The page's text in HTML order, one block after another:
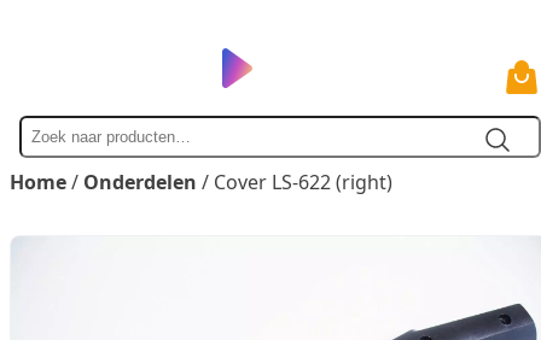
Zoek
naar
Home/ Onderdelen / Cover LS-622 (right)